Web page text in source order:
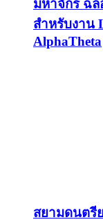
มหาจักร ฉล
สำหรับงาน
AlphaTheta
สยามดนตรี